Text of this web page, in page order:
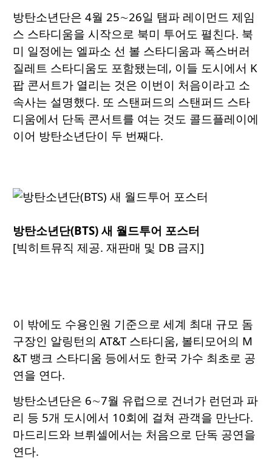
방탄소년단은 4월 25∼26일 탬파 레이먼드 제임
스 스타디움을 시작으로 북미 투어도 펼친다. 북
미 일정에는 엘파소 선 볼 스타디움과 폭스버러
질레트 스타디움도 포함됐는데, 이들 도시에서 K
팝 콘서트가 열리는 것은 이번이 처음이라고 소
속사는 설명했다. 또 스탠퍼드의 스탠퍼드 스타
디움에서 단독 콘서트를 여는 것도 콜드플레이에
이어 방탄소년단이 두 번째다.
방탄소년단(BTS) 새 월드투어 포스터
[빅히트뮤직 제공. 재판매 및 DB 금지]
이 밖에도 수용인원 기준으로 세계 최대 규모 돔
구장인 알링턴의 AT&T 스타디움, 볼티모어의 M
&T 뱅크 스타디움 등에서도 한국 가수 최초로 공
연을 연다.
방탄소년단은 6∼7월 유럽으로 건너가 런던과 파
리 등 5개 도시에서 10회에 걸쳐 관객을 만난다.
마드리드와 브뤼셀에서는 처음으로 단독 공연을
연다.